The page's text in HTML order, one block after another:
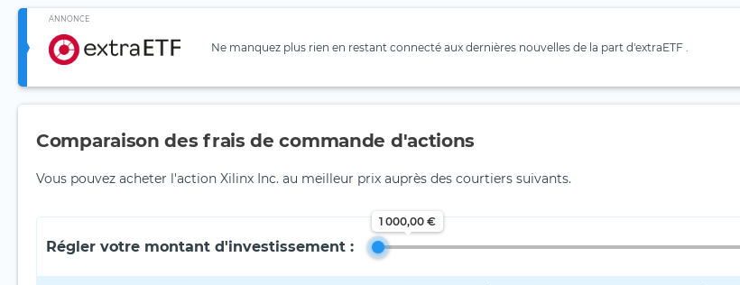
ANNONCE
Ne manquez plus rien en restant connecté aux dernières nouvelles de la part d'extraETF .
Comparaison des frais de commande d'actions
Vous pouvez acheter l'action Xilinx Inc. au meilleur prix auprès des courtiers suivants.
Régler votre montant d'investissement :
1 000,00 €